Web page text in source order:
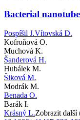
Bacterial
Pospíšil J.Vítovská D.
Kofroňová O.
Muchová K.
Šanderová H.
Hubálek M.
Šiková M.
Modrák M.
Benada O.
Barák I.
Krásný L.Zobrazit další